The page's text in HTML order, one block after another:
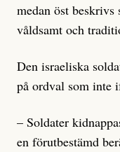
medan öst
våldsamt och
Den israeliska
på ordval som inte
– Soldater
en förutbestämd